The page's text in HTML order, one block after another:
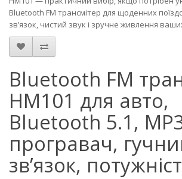
Bluetooth FM трансмітер для щоденних
зв’язок, чистий звук і зручне живлення
Bluetooth FM
HM101 для авто,
Bluetooth 5.1,
програвач,
зв’язок,